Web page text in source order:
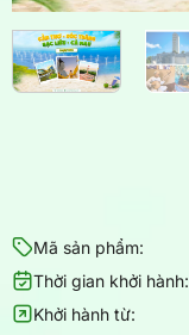
Mã sản phẩm:
Thời gian khởi hành:
Khởi hành từ: